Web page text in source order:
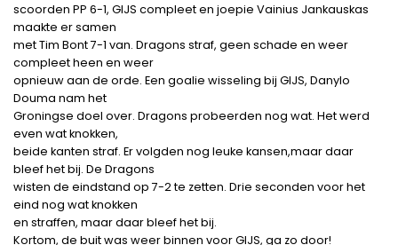
scoorden PP 6-1, GIJS compleet en joepie Vainius Jankauskas
maakte er samen
met Tim Bont 7-1 van. Dragons straf, geen schade en weer
compleet heen en weer
opnieuw aan de orde. Een goalie wisseling bij GIJS, Danylo
Douma nam het
Groningse doel over. Dragons probeerden nog wat. Het werd
even wat knokken,
beide kanten straf. Er volgden nog leuke kansen,maar daar
bleef het bij. De Dragons
wisten de eindstand op 7-2 te zetten. Drie seconden voor het
eind nog wat knokken
en straffen, maar daar bleef het bij.
Kortom, de buit was weer binnen voor GIJS, ga zo door!